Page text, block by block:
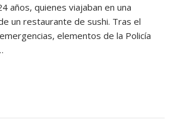
años, quienes viajaban en una
un restaurante de sushi. Tras el
elementos de la Policía